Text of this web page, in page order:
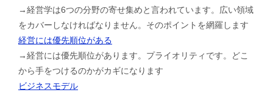
→経営学は6つの分野の寄せ集めと言われています。広い領域
をカバーしなければなりません。そのポイントを網羅します
経営には優先順位がある
→経営には優先順位があります。プライオリティです。どこ
から手をつけるのかがカギになります
ビジネスモデル